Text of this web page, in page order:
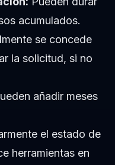
acumulados.
se concede
la solicitud, si no
añadir meses
el estado de
herramientas en